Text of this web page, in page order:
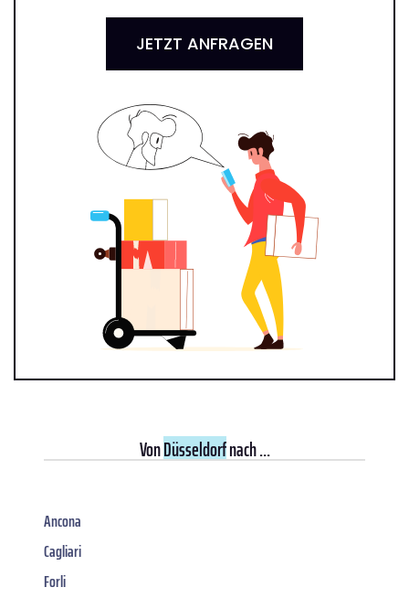
JETZT ANFRAGEN
VonDüsseldorfnach ...
Ancona
Cagliari
Forli